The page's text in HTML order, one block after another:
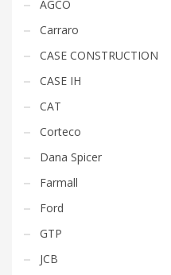
AGCO
Carraro
CASE CONSTRUCTION
CASE IH
CAT
Corteco
Dana Spicer
Farmall
Ford
GTP
JCB